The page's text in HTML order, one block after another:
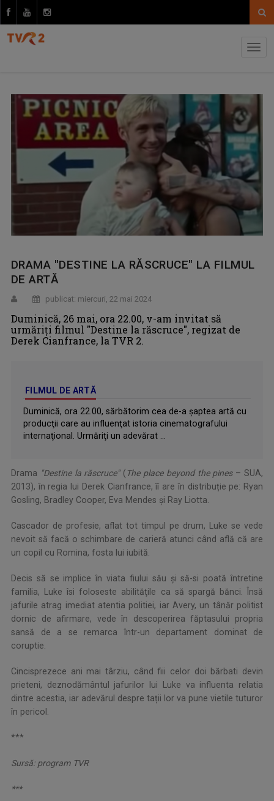
DRAMA ″DESTINE LA RĂSCRUCE″ LA FILMUL
DE ARTĂ
publicat: miercuri, 22 mai 2024
Duminică, 26 mai, ora 22.00, v-am invitat să
urmăriți filmul ″Destine la răscruce″, regizat de
Derek Cianfrance, la TVR 2.
FILMUL DE ARTĂ
Duminică, ora 22.00, sărbătorim cea de-a şaptea artă cu
producţii care au influenţat istoria cinematografului
internaţional. Urmăriţi un adevărat ...
Drama ″Destine la răscruce″( The place beyond the pines– SUA,
2013), în regia lui Derek Cianfrance, îî are în distribuție pe: Ryan
Gosling, Bradley Cooper, Eva Mendes și Ray Liotta.
Cascador de profesie, aflat tot timpul pe drum, Luke se vede
nevoit să facă o schimbare de carieră atunci când află că are
un copil cu Romina, fosta lui iubită.
Decis să se implice în viata fiului său şi să-si poată întretine
familia, Luke îsi foloseste abilităţile ca să spargă bănci. Însă
jafurile atrag imediat atentia politiei, iar Avery, un tânăr politist
dornic de afirmare, vede în descoperirea făptasului propria
sansă de a se remarca într-un departament dominat de
coruptie.
Cincisprezece ani mai târziu, când fiii celor doi bărbati devin
prieteni, deznodământul jafurilor lui Luke va influenta relatia
dintre acestia, iar adevărul despre tații lor va pune vietile tuturor
în pericol.
***
Sursă: program TVR
***